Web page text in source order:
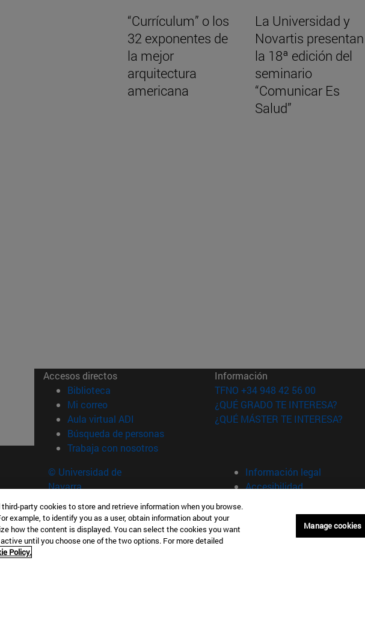
“Currículum” o los
32 exponentes de
la mejor
arquitectura
americana
La Universidad y
Novartis presentan
la 18ª edición del
seminario
“Comunicar Es
Salud”
Accesos directos
Biblioteca (abre en nueva ventana)
Mi correo(abre en nueva ventana)
Aula virtual ADI (abre en nueva ventana)
Búsqueda de personas(abre en nueva ventana)
Trabaja con nosotros(abre en nueva ventana)
Información
TFNO +34 948 42 56 00
¿QUÉ GRADO TE INTERESA?
¿QUÉ MÁSTER TE INTERESA?
© Universidad de
Navarra
Información legal
Accesibilidad
Campus Donostia-San Sebastián
Pº de Manuel Lardizabal 13 20018
Campus Madrid
Calle Marquesado de Sta. Marta, 3
party cookies to store and retrieve information when you browse.
example, to identify you as a user, obtain information about your
how the content is displayed. You can select the cookies you want
until you choose one of the two options. For more detailed
Policy.
Manage cookies